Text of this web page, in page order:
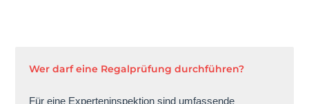
Wer darf eine Regalprüfung durchführen?
Für eine Experteninspektion sind umfassende